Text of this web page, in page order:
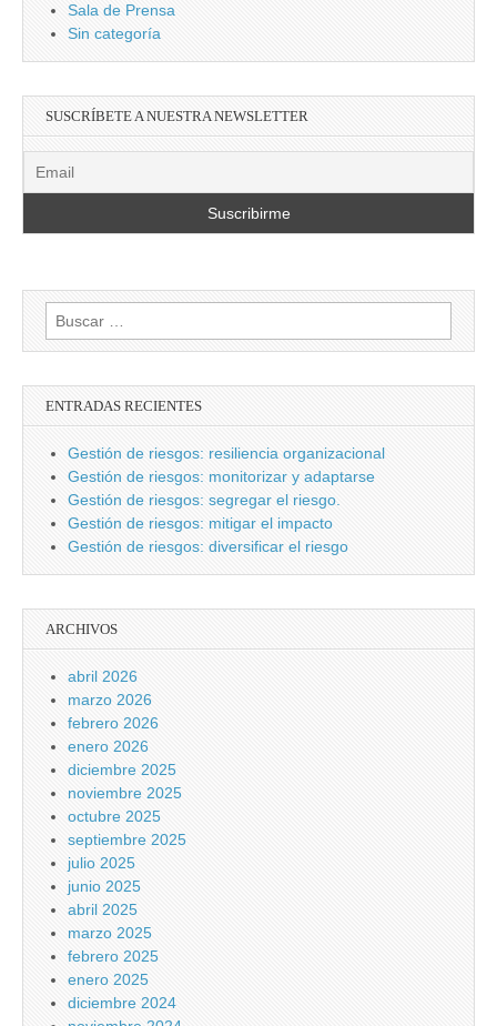
Sala de Prensa
Sin categoría
SUSCRÍBETE A NUESTRA NEWSLETTER
Buscar:
ENTRADAS RECIENTES
Gestión de riesgos: resiliencia organizacional
Gestión de riesgos: monitorizar y adaptarse
Gestión de riesgos: segregar el riesgo.
Gestión de riesgos: mitigar el impacto
Gestión de riesgos: diversificar el riesgo
ARCHIVOS
abril 2026
marzo 2026
febrero 2026
enero 2026
diciembre 2025
noviembre 2025
octubre 2025
septiembre 2025
julio 2025
junio 2025
abril 2025
marzo 2025
febrero 2025
enero 2025
diciembre 2024